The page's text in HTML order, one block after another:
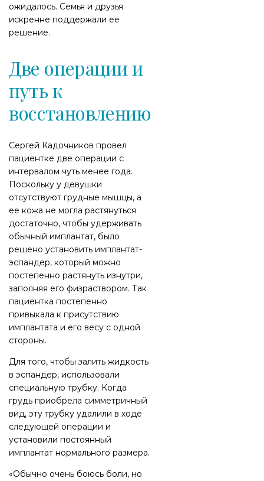
ожидалось. Семья и друзья
искренне поддержали ее
решение.
Две операции и
путь к
восстановлению
Сергей Кадочников провел
пациентке две операции с
интервалом чуть менее года.
Поскольку у девушки
отсутствуют грудные мышцы, а
ее кожа не могла растянуться
достаточно, чтобы удерживать
обычный имплантат, было
решено установить имплантат-
эспандер, который можно
постепенно растянуть изнутри,
заполняя его физраствором. Так
пациентка постепенно
привыкала к присутствию
имплантата и его весу с одной
стороны.
Для того, чтобы залить жидкость
в эспандер, использовали
специальную трубку. Когда
грудь приобрела симметричный
вид, эту трубку удалили в ходе
следующей операции и
установили постоянный
имплантат нормального размера.
«Обычно очень боюсь боли, но